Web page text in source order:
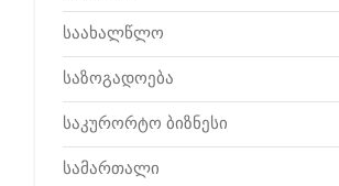
საახალწლო
საზოგადოება
საკურორტო ბიზნესი
სამართალი